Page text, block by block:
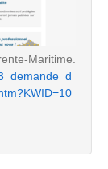
Maritime.